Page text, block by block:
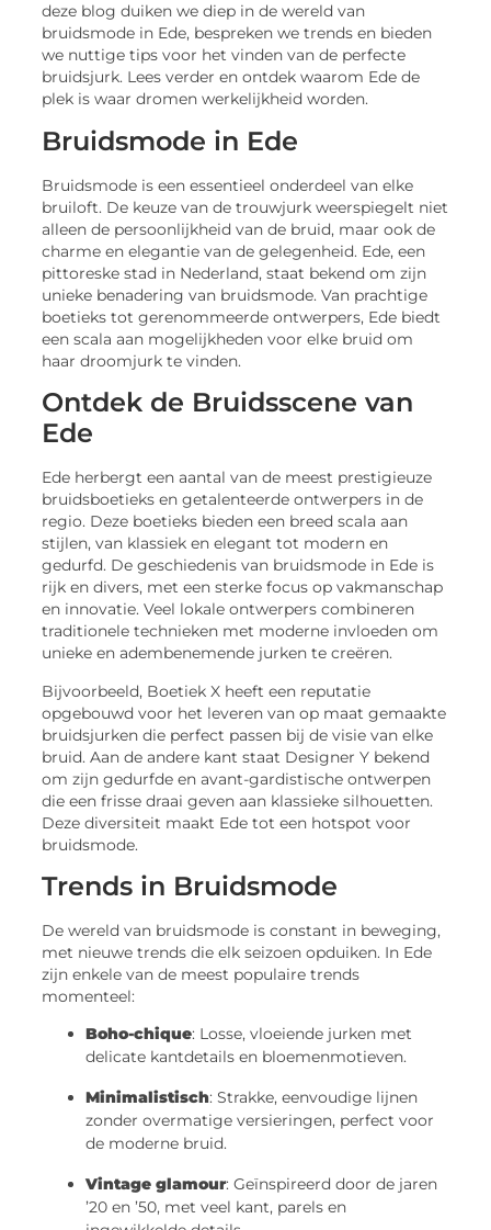
deze blog duiken we diep in de wereld van
bruidsmode in Ede, bespreken we trends en bieden
we nuttige tips voor het vinden van de perfecte
bruidsjurk. Lees verder en ontdek waarom Ede de
plek is waar dromen werkelijkheid worden.
Bruidsmode in Ede
Bruidsmode is een essentieel onderdeel van elke
bruiloft. De keuze van de trouwjurk weerspiegelt niet
alleen de persoonlijkheid van de bruid, maar ook de
charme en elegantie van de gelegenheid. Ede, een
pittoreske stad in Nederland, staat bekend om zijn
unieke benadering van bruidsmode. Van prachtige
boetieks tot gerenommeerde ontwerpers, Ede biedt
een scala aan mogelijkheden voor elke bruid om
haar droomjurk te vinden.
Ontdek de Bruidsscene van
Ede
Ede herbergt een aantal van de meest prestigieuze
bruidsboetieks en getalenteerde ontwerpers in de
regio. Deze boetieks bieden een breed scala aan
stijlen, van klassiek en elegant tot modern en
gedurfd. De geschiedenis van bruidsmode in Ede is
rijk en divers, met een sterke focus op vakmanschap
en innovatie. Veel lokale ontwerpers combineren
traditionele technieken met moderne invloeden om
unieke en adembenemende jurken te creëren.
Bijvoorbeeld, Boetiek X heeft een reputatie
opgebouwd voor het leveren van op maat gemaakte
bruidsjurken die perfect passen bij de visie van elke
bruid. Aan de andere kant staat Designer Y bekend
om zijn gedurfde en avant-gardistische ontwerpen
die een frisse draai geven aan klassieke silhouetten.
Deze diversiteit maakt Ede tot een hotspot voor
bruidsmode.
Trends in Bruidsmode
De wereld van bruidsmode is constant in beweging,
met nieuwe trends die elk seizoen opduiken. In Ede
zijn enkele van de meest populaire trends
momenteel:
Boho-chique: Losse, vloeiende jurken met
delicate kantdetails en bloemenmotieven.
Minimalistisch: Strakke, eenvoudige lijnen
zonder overmatige versieringen, perfect voor
de moderne bruid.
Vintage glamour: Geïnspireerd door de jaren
’20 en ’50, met veel kant, parels en